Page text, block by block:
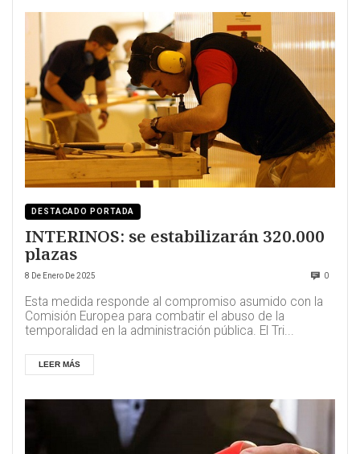
DESTACADO PORTADA
INTERINOS: se estabilizarán 320.000
plazas
8 De Enero De 2025 0
Esta medida responde al compromiso asumido con la
Comisión Europea para combatir el abuso de la
temporalidad en la administración pública. El Tri...
LEER MÁS